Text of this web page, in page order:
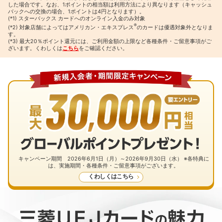
した場合です。なお、1ポイントの相当額は利用方法により異なります（キャッシュ
バックへの交換の場合、1ポイントは4円となります）。
(*1) スターバックス カードへのオンライン入金のみ対象
(*2) 対象店舗によってはアメリカン・エキスプレス®のカードは優遇対象外となりま
す。
(*3) 最大20％ポイント還元には、ご利用金額の上限など各種条件・ご留意事項がご
ざいます。くわしくはこちらをご確認ください。
キャンペーン期間 2026年6月1日（月）～2026年9月30日（水） ※各特典に
は、実施期間・各種条件・ご留意事項がございます。
くわしくはこちら